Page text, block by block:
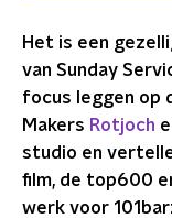
Het is een
van Sunday
focus leggen op
Makers Rotjoch
studio en
film, de top600
werk voor